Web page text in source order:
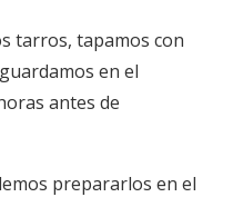
tarros, tapamos con
en el
antes de
prepararlos en el